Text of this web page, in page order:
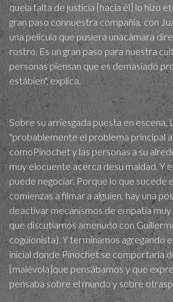
quela falta de justicia [hacia él] lo hizo
gran paso connuestra compañía, con
una película que pusiera unacámara
rostro. Es un gran paso para nuestra
personas piensan que es demasiado
estábien", explica.
Sobre su arriesgada puesta en escena,
"probablemente el problema principal
comoPinochet y las personas a su
muy elocuente acerca desu maldad. Y
puede negociar. Porque lo que sucede
comienzas a filmar a alguien, hay una
deactivar mecanismos de empatía muy
que discutíamos amenudo con
coguionista). Y terminamos agregando
inicial donde Pinochet se comportaría
[malévola]que pensábamos y que
pensaba sobre el mundo y sobre